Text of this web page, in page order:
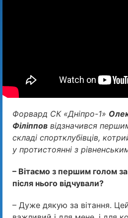
Форвард СК «Дніпро-1»
Філіппов відзначився
складі спортклубівців,
у протистоянні з
– Вітаємо з першим голом
після нього відчували?
– Дуже дякую за вітання.